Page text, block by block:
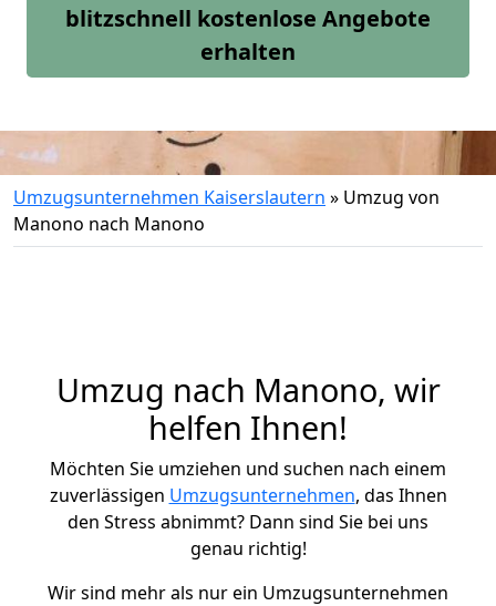
blitzschnell kostenlose Angebote
erhalten
Umzugsunternehmen Kaiserslautern » Umzug von
Manono nach Manono
Umzug nach Manono, wir
helfen Ihnen!
Möchten Sie umziehen und suchen nach einem
zuverlässigen Umzugsunternehmen, das Ihnen
den Stress abnimmt? Dann sind Sie bei uns
genau richtig!
Wir sind mehr als nur ein Umzugsunternehmen